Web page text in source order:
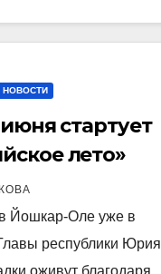
НОВОСТИ
стартует
лето»
Йошкар-Оле уже в
республики Юрия
оживут благодаря